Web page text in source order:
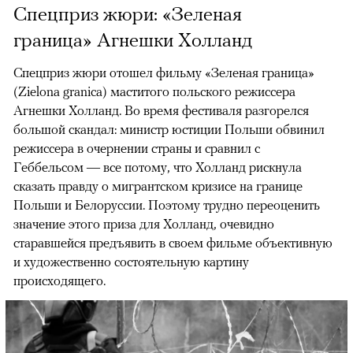
Спецприз жюри: «Зеленая
граница» Агнешки Холланд
Спецприз жюри отошел фильму «Зеленая граница»
(Zielona granica) маститого польского режиссера
Агнешки Холланд. Во время фестиваля разгорелся
большой скандал: министр юстиции Польши обвинил
режиссера в очернении страны и сравнил с
Геббельсом — все потому, что Холланд рискнула
сказать правду о мигрантском кризисе на границе
Польши и Белоруссии. Поэтому трудно переоценить
значение этого приза для Холланд, очевидно
старавшейся предъявить в своем фильме объективную
и художественно состоятельную картину
происходящего.